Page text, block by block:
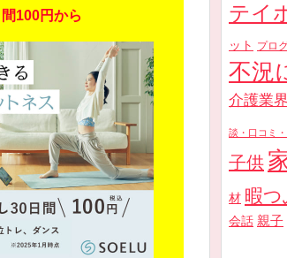
100円から
テイ
ット プロ
不況
介護業界
談・口コミ
子供
材 暇つ
会話 親子